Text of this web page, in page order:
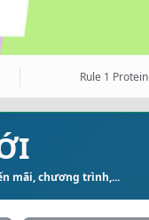
Rule 1 Protein
mãi, chương trình,...